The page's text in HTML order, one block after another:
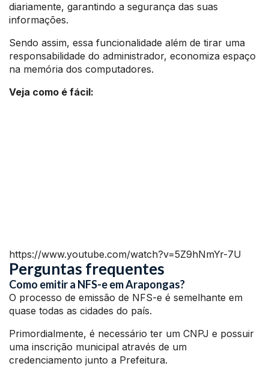
diariamente, garantindo a segurança das suas
informações.
Sendo assim, essa funcionalidade além de tirar uma
responsabilidade do administrador, economiza espaço
na memória dos computadores.
Veja como é fácil:
https://www.youtube.com/watch?v=5Z9hNmYr-7U
Perguntas frequentes
Como emitir a NFS-e em Arapongas?
O processo de emissão de NFS-e é semelhante em
quase todas as cidades do país.
Primordialmente, é necessário ter um CNPJ e possuir
uma inscrição municipal através de um
credenciamento junto a Prefeitura.